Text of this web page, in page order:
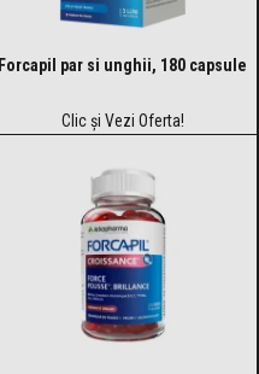
Forcapil par si unghii, 180 capsule
Clic și Vezi Oferta!